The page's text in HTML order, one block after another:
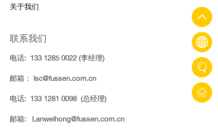
关于我们
联系我们
电话: 133 1285 0022 (李经理)
邮箱： lsc@fussen.com.cn
电话: 133 1281 0098 (总经理)
邮箱: Lanweihong@fussen.com.cn